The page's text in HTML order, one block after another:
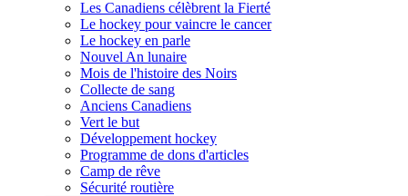
Les Canadiens célèbrent la Fierté
Le hockey pour vaincre le cancer
Le hockey en parle
Nouvel An lunaire
Mois de l'histoire des Noirs
Collecte de sang
Anciens Canadiens
Vert le but
Développement hockey
Programme de dons d'articles
Camp de rêve
Sécurité routière